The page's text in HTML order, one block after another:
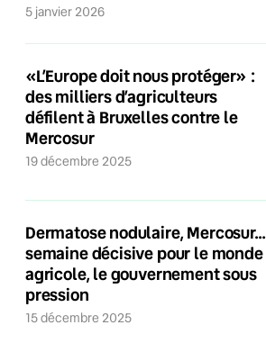
5 janvier 2026
«L’Europe doit nous protéger» :
des milliers d’agriculteurs
défilent à Bruxelles contre le
Mercosur
19 décembre 2025
Dermatose nodulaire, Mercosur…
semaine décisive pour le monde
agricole, le gouvernement sous
pression
15 décembre 2025